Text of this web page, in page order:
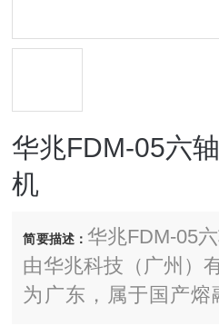
华兆FDM-05六
机
简要描述： 华兆FDM-05
由华兆科技（广州）
为广东，属于国产熔